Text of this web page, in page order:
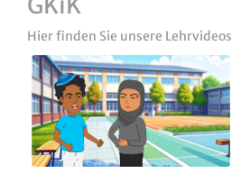
Hier finden Sie unsere Lehrvideos